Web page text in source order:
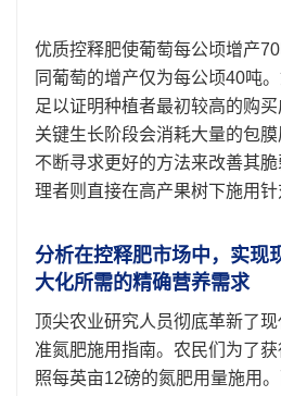
优质控释肥使葡萄每公顷增产
同葡萄的增产仅为每公顷40吨
足以证明种植者最初较高的购
关键生长阶段会消耗大量的包
不断寻求更好的方法来改善其
理者则直接在高产果树下施用
分析在控释肥市场中，实现
大化所需的精确营养需求
顶尖农业研究人员彻底革新了
准氮肥施用指南。农民们为了
照每英亩12磅的氮肥用量施用